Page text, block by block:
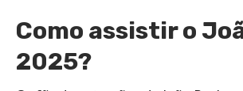
Como assistir o
2025?